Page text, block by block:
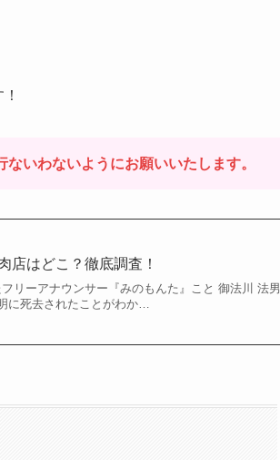
いわないようにお願いいたします。
店はどこ？徹底調査！
リーアナウンサー『みのもんた』こと 御法川 法男
に死去されたことがわか…